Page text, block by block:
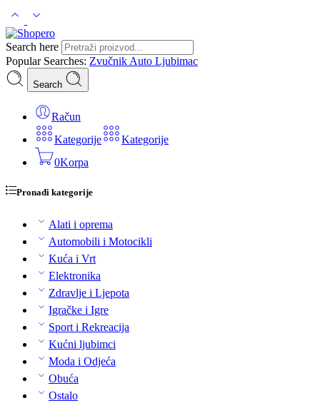
Search here
Popular Searches: Zvučnik Auto Ljubimac
Search
Račun
Kategorije
Kategorije
0Korpa
Pronađi kategorije
Alati i oprema
Automobili i Motocikli
Kuća i Vrt
Elektronika
Zdravlje i Ljepota
Igračke i Igre
Sport i Rekreacija
Kućni ljubimci
Moda i Odjeća
Obuća
Ostalo